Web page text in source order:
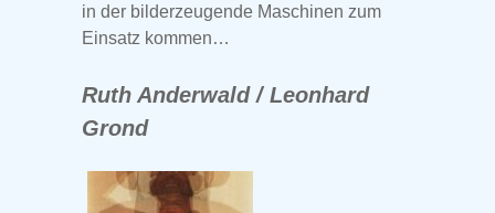
in der bilderzeugende Maschinen zum
Einsatz kommen…
Ruth Anderwald / Leonhard
Grond